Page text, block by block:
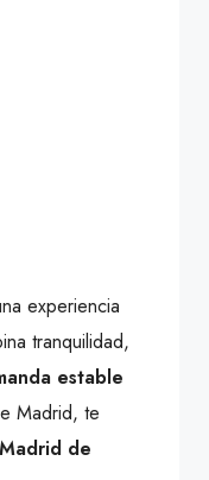
experiencia
tranquilidad,
estable
Madrid, te
de